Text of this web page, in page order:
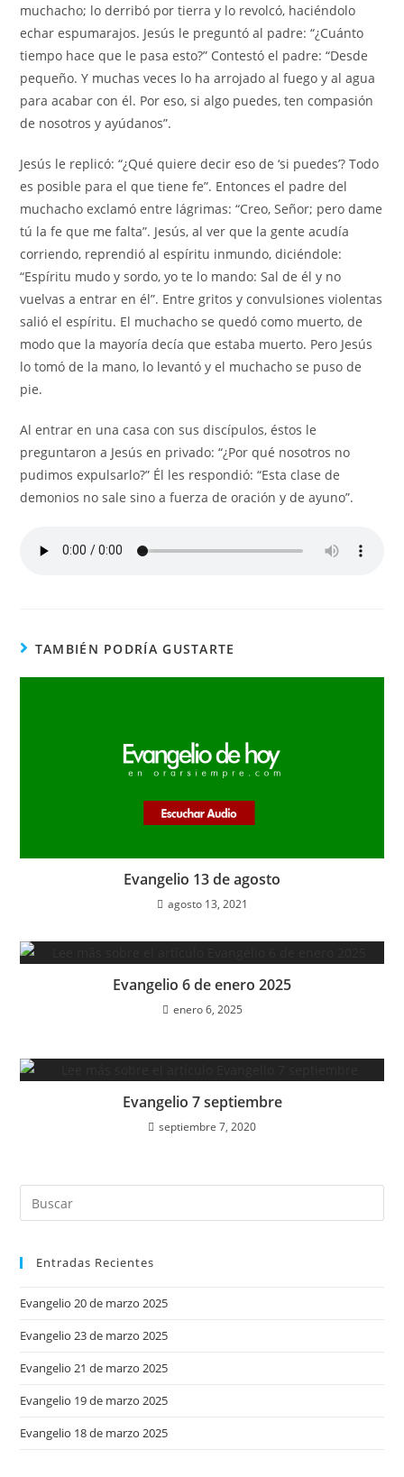
muchacho; lo derribó por tierra y lo revolcó, haciéndolo
echar espumarajos. Jesús le preguntó al padre: “¿Cuánto
tiempo hace que le pasa esto?” Contestó el padre: “Desde
pequeño. Y muchas veces lo ha arrojado al fuego y al agua
para acabar con él. Por eso, si algo puedes, ten compasión
de nosotros y ayúdanos”.
Jesús le replicó: “¿Qué quiere decir eso de ‘si puedes’? Todo
es posible para el que tiene fe”. Entonces el padre del
muchacho exclamó entre lágrimas: “Creo, Señor; pero dame
tú la fe que me falta”. Jesús, al ver que la gente acudía
corriendo, reprendió al espíritu inmundo, diciéndole:
“Espíritu mudo y sordo, yo te lo mando: Sal de él y no
vuelvas a entrar en él”. Entre gritos y convulsiones violentas
salió el espíritu. El muchacho se quedó como muerto, de
modo que la mayoría decía que estaba muerto. Pero Jesús
lo tomó de la mano, lo levantó y el muchacho se puso de
pie.
Al entrar en una casa con sus discípulos, éstos le
preguntaron a Jesús en privado: “¿Por qué nosotros no
pudimos expulsarlo?” Él les respondió: “Esta clase de
demonios no sale sino a fuerza de oración y de ayuno”.
TAMBIÉN PODRÍA GUSTARTE
Evangelio 13 de agosto
agosto 13, 2021
Evangelio 6 de enero 2025
enero 6, 2025
Evangelio 7 septiembre
septiembre 7, 2020
Entradas Recientes
Evangelio 20 de marzo 2025
Evangelio 23 de marzo 2025
Evangelio 21 de marzo 2025
Evangelio 19 de marzo 2025
Evangelio 18 de marzo 2025